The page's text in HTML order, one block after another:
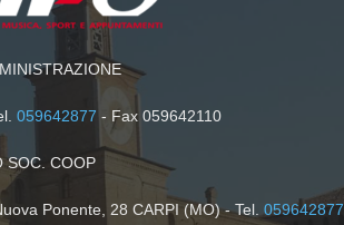
059642877 - Fax 059642110
SOC. COOP
Ponente, 28 CARPI (MO) - Tel.059642877